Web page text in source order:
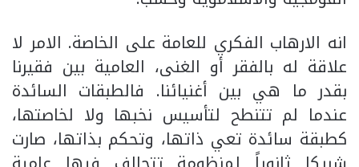
انه الارهاب الفكري للعامة على الخاصة. الامر لا
علاقة له بالفقر أو الغنى، العامية بين فقيرنا
بقدر ما هي بين أغنيائنا. فالطبقات السائدة
عندما لم تتنطح لتأسيس نخبها ولا لخاصتها،
كطبقة سائدة تعي ذاتها، وتحكم بذاتها، صارت